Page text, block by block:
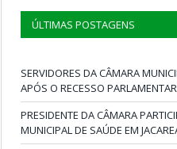
ÚLTIMAS POSTAGENS
SERVIDORES DA CÂMARA
APÓS O RECESSO PARLAMENTAR
PRESIDENTE DA CÂMARA
MUNICIPAL DE SAÚDE EM